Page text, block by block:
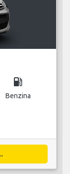
local_gas_station
Benzina